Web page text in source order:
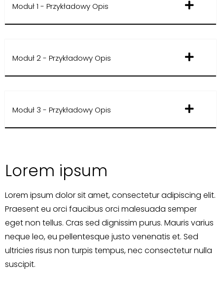
Moduł 1 - Przykładowy Opis
Moduł 2 - Przykładowy Opis
Moduł 3 - Przykładowy Opis
Lorem ipsum
Lorem ipsum dolor sit amet, consectetur adipiscing elit.
Praesent eu orci faucibus orci malesuada semper
eget non tellus. Cras sed dignissim purus. Mauris varius
neque leo, eu pellentesque justo venenatis et. Sed
ultricies risus non turpis tempus, nec consectetur nulla
suscipit.